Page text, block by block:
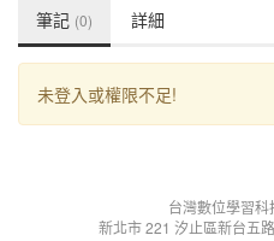
筆記 (0) 詳細
未登入或權限不足!
台灣數位學習
新北市 221 汐止區新台五